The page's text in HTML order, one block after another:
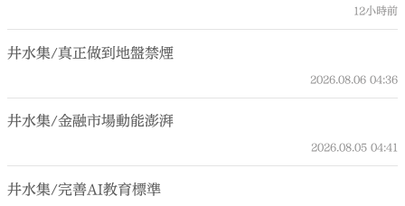
12小時前
井水集/真正做到地盤禁煙
2026.08.06 04:36
井水集/金融市場動能澎湃
2026.08.05 04:41
井水集/完善AI教育標準